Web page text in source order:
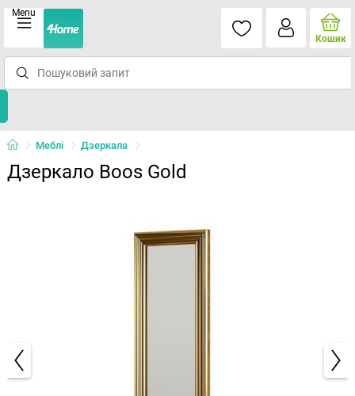
Menu
Кошик
Меблі Дзеркала
Дзеркало Boos Gold